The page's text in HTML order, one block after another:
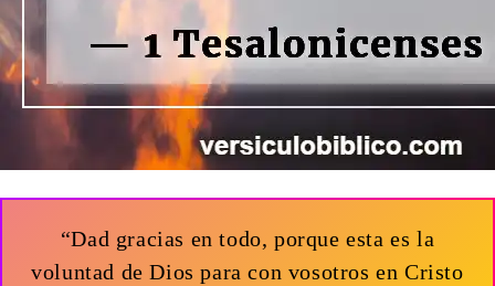
“Dad gracias en todo, porque esta es la
voluntad de Dios para con vosotros en Cristo